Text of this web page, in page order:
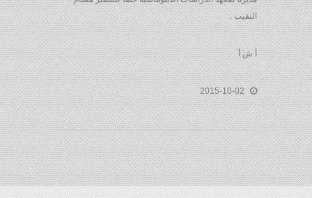
النقيب .
أ ش أ
2015-10-02